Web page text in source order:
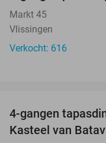
Markt 45
Vlissingen
Verkocht: 616
4-gangen
Kasteel van